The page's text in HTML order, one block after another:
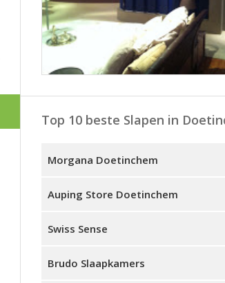
Top 10 beste Slapen in
Morgana Doetinchem
Auping Store Doetinchem
Swiss Sense
Brudo Slaapkamers